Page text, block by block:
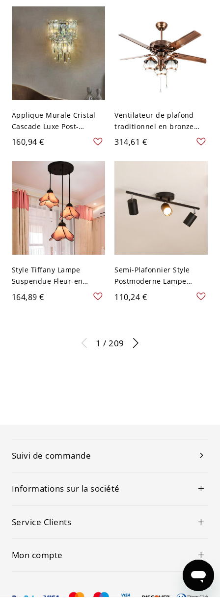
110 V-120 V Or 40+60+80
Applique Murale Cristal
Cascade Luxe Post-
Moderne Prisme Multi-
27,94 cm 110 V-120 V
160,94 €
Ventilateur de plafond
traditionnel en bronze
avec 5 pales en métal et
transparent - 110 V-120 V
314,61 €
Style Tiffany Lampe
Suspendue Fleur-en
Forme Suspension en
Vitrail pour Restaurant -
164,89 €
Semi-Plafonnier Style
Postmoderne Lampe
Semi-Encastrée en Métal
Design de Cylindre - Noir
110,24 €
1 / 209
Suivi de commande
Informations sur la société
Service Clients
Mon compte